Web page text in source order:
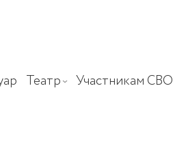
Театр Участникам СВО